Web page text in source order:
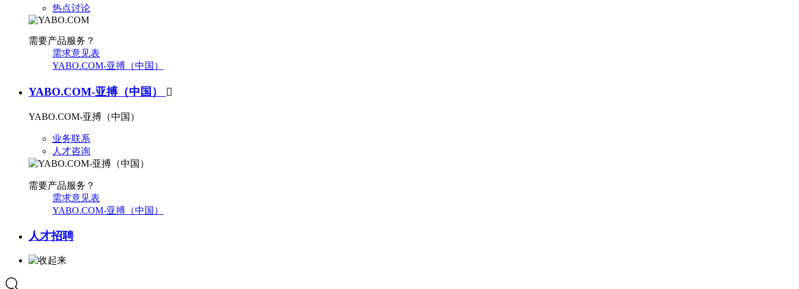
热点讨论
需要产品服务？
需求意见表
YABO.COM-亚搏（中国）
YABO.COM-亚搏（中国） 
YABO.COM-亚搏（中国）
业务联系
人才咨询
需要产品服务？
需求意见表
YABO.COM-亚搏（中国）
人才招聘